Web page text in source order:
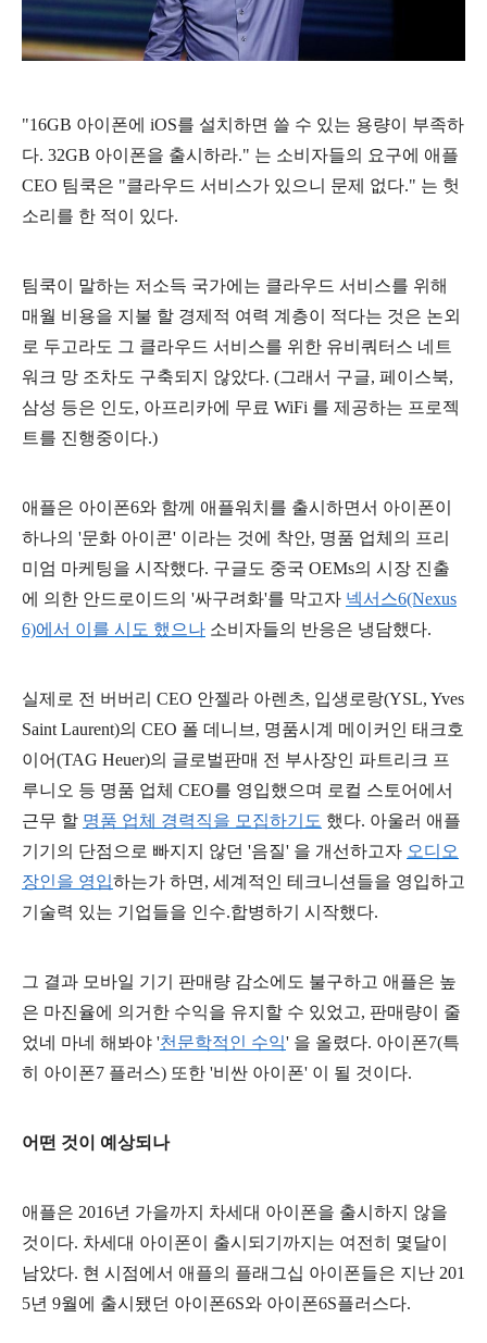
"16GB 아이폰에 iOS를 설치하면 쓸 수 있는 용량이 부족하
다. 32GB 아이폰을 출시하라." 는 소비자들의 요구에 애플
CEO 팀쿡은 "클라우드 서비스가 있으니 문제 없다." 는 헛
소리를 한 적이 있다.
팀쿡이 말하는 저소득 국가에는 클라우드 서비스를 위해
매월 비용을 지불 할 경제적 여력 계층이 적다는 것은 논외
로 두고라도 그 클라우드 서비스를 위한 유비쿼터스 네트
워크 망 조차도 구축되지 않았다. (그래서 구글, 페이스북,
삼성 등은 인도, 아프리카에 무료 WiFi 를 제공하는 프로젝
트를 진행중이다.)
애플은 아이폰6와 함께 애플워치를 출시하면서 아이폰이
하나의 '문화 아이콘' 이라는 것에 착안, 명품 업체의 프리
미엄 마케팅을 시작했다. 구글도 중국 OEMs의 시장 진출
에 의한 안드로이드의 '싸구려화'를 막고자 넥서스6(Nexus
6)에서 이를 시도 했으나 소비자들의 반응은 냉담했다.
실제로 전 버버리 CEO 안젤라 아렌츠, 입생로랑(YSL, Yves
Saint Laurent)의 CEO 폴 데니브, 명품시계 메이커인 태크호
이어(TAG Heuer)의 글로벌판매 전 부사장인 파트리크 프
루니오 등 명품 업체 CEO를 영입했으며 로컬 스토어에서
근무 할 명품 업체 경력직을 모집하기도 했다. 아울러 애플
기기의 단점으로 빠지지 않던 '음질' 을 개선하고자 오디오
장인을 영입하는가 하면, 세계적인 테크니션들을 영입하고
기술력 있는 기업들을 인수.합병하기 시작했다.
그 결과 모바일 기기 판매량 감소에도 불구하고 애플은 높
은 마진율에 의거한 수익을 유지할 수 있었고, 판매량이 줄
었네 마네 해봐야 '천문학적인 수익' 을 올렸다. 아이폰7(특
히 아이폰7 플러스) 또한 '비싼 아이폰' 이 될 것이다.
어떤 것이 예상되나
애플은 2016년 가을까지 차세대 아이폰을 출시하지 않을
것이다. 차세대 아이폰이 출시되기까지는 여전히 몇달이
남았다. 현 시점에서 애플의 플래그십 아이폰들은 지난 201
5년 9월에 출시됐던 아이폰6S와 아이폰6S플러스다.